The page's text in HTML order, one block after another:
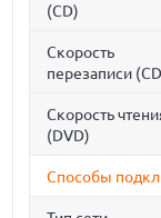
(CD)
Скорость
перезаписи
Скорость
(DVD)
Способы